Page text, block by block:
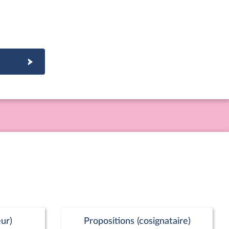
Propositions (cosignataire)